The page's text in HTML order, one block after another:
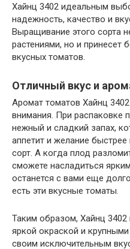
Хайнц 3402 идеальным
надежность, качество и
Выращивание этого сорта
растениями, но и принесет
вкусных томатов.
Отличный вкус и
Аромат томатов Хайнц
внимания. При распаковке
нежный и сладкий запах,
аппетит и желание
сорт. А когда плод
сможете насладиться
останется с вами еще
есть эти вкусные томаты.
Таким образом, Хайнц 3402
яркой окраской и
своим исключительным